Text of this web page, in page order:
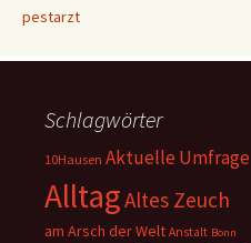
pestarzt
Schlagwörter
10Hausen Aktuelle Umfrage
AlltagAltes Zeuch
am Arsch der Welt Anstalt Bonn